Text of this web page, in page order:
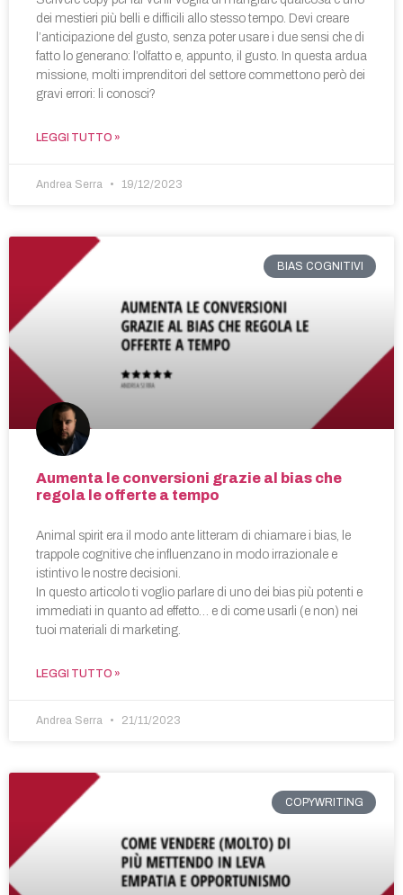
dei mestieri più belli e difficili allo stesso tempo. Devi creare
l’anticipazione del gusto, senza poter usare i due sensi che di
fatto lo generano: l’olfatto e, appunto, il gusto. In questa ardua
missione, molti imprenditori del settore commettono però dei
gravi errori: li conosci?
LEGGI TUTTO »
Andrea Serra 19/12/2023
BIAS COGNITIVI
Aumenta le conversioni grazie al bias che
regola le offerte a tempo
Animal spirit era il modo ante litteram di chiamare i bias, le
trappole cognitive che influenzano in modo irrazionale e
istintivo le nostre decisioni.
In questo articolo ti voglio parlare di uno dei bias più potenti e
immediati in quanto ad effetto… e di come usarli (e non) nei
tuoi materiali di marketing.
LEGGI TUTTO »
Andrea Serra 21/11/2023
COPYWRITING